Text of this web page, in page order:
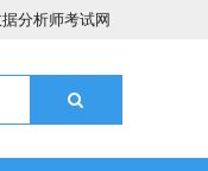
分析师考试网